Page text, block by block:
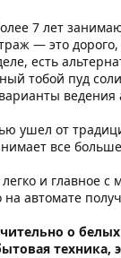
7 лет
— это
есть
тобой пуд
ушел от
все
легко и
автомате
о
техника,